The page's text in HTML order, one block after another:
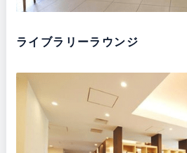
ライブラリーラウンジ